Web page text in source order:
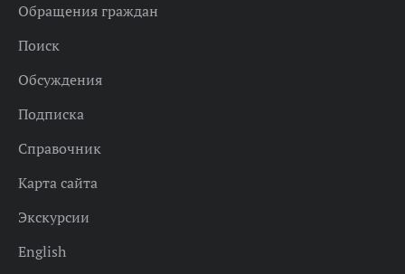
Обращения граждан
Поиск
Обсуждения
Подписка
Справочник
Карта сайта
Экскурсии
English